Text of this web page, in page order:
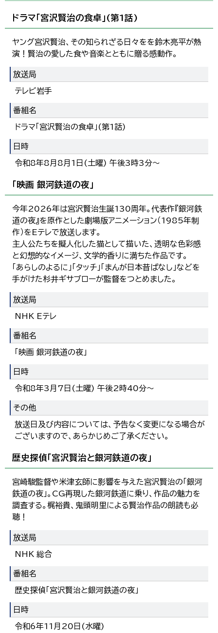
ドラマ「宮沢賢治の食卓」(第1話)
ヤング宮沢賢治、その知られざる日々をを鈴木亮平が熱
演！賢治の愛した食や音楽とともに贈る感動作。
放送局
テレビ岩手
番組名
ドラマ「宮沢賢治の食卓」(第1話)
日時
令和8年8月8月1日(土曜) 午後3時3分～
「映画 銀河鉄道の夜」
今年2026年は宮沢賢治生誕130周年。代表作『銀河鉄
道の夜』を原作とした劇場版アニメーション（1985年制
作）をEテレで放送します。
主人公たちを擬人化した猫として描いた、透明な色彩感
と幻想的なイメージ、文学的香りに満ちた作品です。
「あらしのよるに」「タッチ」「まんが日本昔ばなし」などを
手がけた杉井ギサブローが監督をつとめました。
放送局
NHK Eテレ
番組名
「映画 銀河鉄道の夜」
日時
令和8年3月7日(土曜) 午後2時40分～
その他
放送日及び内容については、予告なく変更になる場合が
ございますので、あらかじめご了承ください。
歴史探偵「宮沢賢治と銀河鉄道の夜」
宮崎駿監督や米津玄師に影響を与えた宮沢賢治の「銀河
鉄道の夜」。CG再現した銀河鉄道に乗り、作品の魅力を
調査する。梶裕貴、鬼頭明里による賢治作品の朗読も必
聴！
放送局
NHK 総合
番組名
歴史探偵「宮沢賢治と銀河鉄道の夜」
日時
令和6年11月20日(水曜)